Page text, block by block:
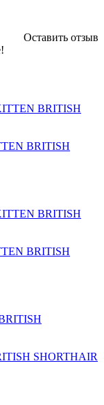
Оставить отзыв
BRITISH
BRITISH
SHORTHAIR